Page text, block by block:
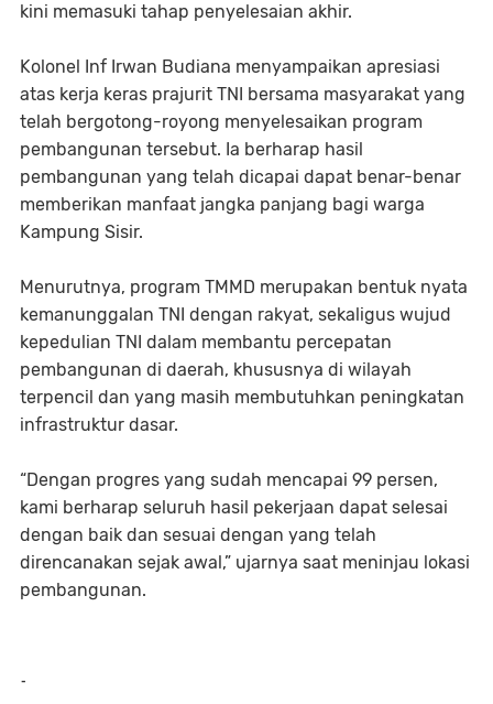
kini memasuki tahap penyelesaian akhir.
Kolonel Inf Irwan Budiana menyampaikan apresiasi
atas kerja keras prajurit TNI bersama masyarakat yang
telah bergotong-royong menyelesaikan program
pembangunan tersebut. Ia berharap hasil
pembangunan yang telah dicapai dapat benar-benar
memberikan manfaat jangka panjang bagi warga
Kampung Sisir.
Menurutnya, program TMMD merupakan bentuk nyata
kemanunggalan TNI dengan rakyat, sekaligus wujud
kepedulian TNI dalam membantu percepatan
pembangunan di daerah, khususnya di wilayah
terpencil dan yang masih membutuhkan peningkatan
infrastruktur dasar.
“Dengan progres yang sudah mencapai 99 persen,
kami berharap seluruh hasil pekerjaan dapat selesai
dengan baik dan sesuai dengan yang telah
direncanakan sejak awal,” ujarnya saat meninjau lokasi
pembangunan.
-